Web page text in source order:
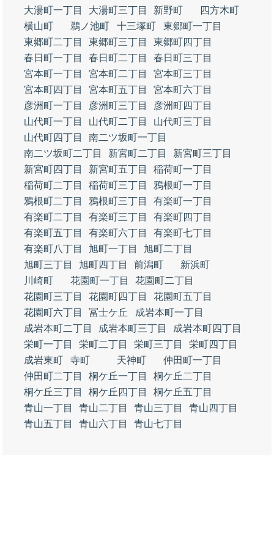
大湯町一丁目
大湯町三丁目 新野町
四方木町
横山町
鵜ノ池町 十三塚町
東郷町一丁目
東郷町二丁目
東郷町三丁目
東郷町四丁目
春日町一丁目
春日町二丁目
春日町三丁目
宮本町一丁目
宮本町二丁目
宮本町三丁目
宮本町四丁目
宮本町五丁目
宮本町六丁目
彦洲町一丁目
彦洲町三丁目
彦洲町四丁目
山代町一丁目
山代町二丁目
山代町三丁目
山代町四丁目
南二ツ坂町一丁目
南二ツ坂町二丁目
新宮町二丁目
新宮町三丁目
新宮町四丁目
新宮町五丁目
稲荷町一丁目
稲荷町二丁目
稲荷町三丁目
鴉根町一丁目
鴉根町二丁目
鴉根町三丁目
有楽町一丁目
有楽町二丁目
有楽町三丁目
有楽町四丁目
有楽町五丁目
有楽町六丁目
有楽町七丁目
有楽町八丁目
旭町一丁目
旭町二丁目
旭町三丁目
旭町四丁目 前潟町
新浜町
川崎町
花園町一丁目
花園町二丁目
花園町三丁目
花園町四丁目
花園町五丁目
花園町六丁目
冨士ケ丘
成岩本町一丁目
成岩本町二丁目
成岩本町三丁目
成岩本町四丁目
栄町一丁目
栄町二丁目 栄町三丁目
栄町四丁目
成岩東町
寺町 天神町
仲田町一丁目
仲田町二丁目
桐ケ丘一丁目
桐ケ丘二丁目
桐ケ丘三丁目
桐ケ丘四丁目
桐ケ丘五丁目
青山一丁目
青山二丁目 青山三丁目
青山四丁目
青山五丁目
青山六丁目 青山七丁目